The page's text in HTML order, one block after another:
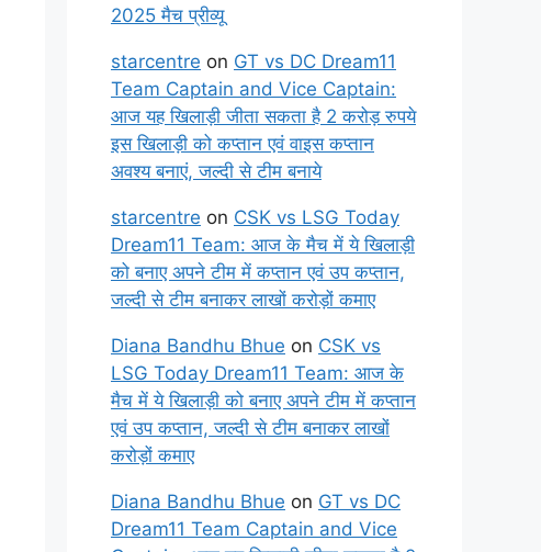
2025 मैच प्रीव्यू
starcentre on GT vs DC Dream11
Team Captain and Vice Captain:
आज यह खिलाड़ी जीता सकता है 2 करोड़ रुपये
इस खिलाड़ी को कप्तान एवं वाइस कप्तान
अवश्य बनाएं, जल्दी से टीम बनाये
starcentre on CSK vs LSG Today
Dream11 Team: आज के मैच में ये खिलाड़ी
को बनाए अपने टीम में कप्तान एवं उप कप्तान,
जल्दी से टीम बनाकर लाखों करोड़ों कमाए
Diana Bandhu Bhue on CSK vs
LSG Today Dream11 Team: आज के
मैच में ये खिलाड़ी को बनाए अपने टीम में कप्तान
एवं उप कप्तान, जल्दी से टीम बनाकर लाखों
करोड़ों कमाए
Diana Bandhu Bhue on GT vs DC
Dream11 Team Captain and Vice